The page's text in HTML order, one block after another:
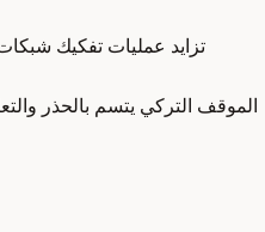
تزايد عمليات تفكيك
الموقف التركي يتسم بالحذر